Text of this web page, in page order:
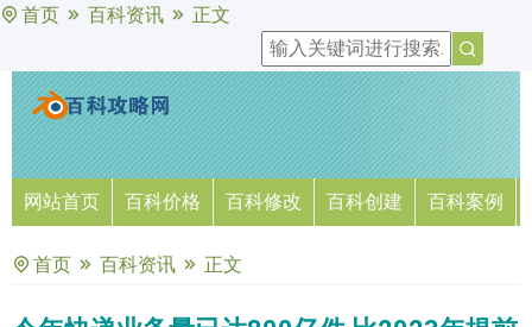
首页 百科资讯 正文
网站首页 百科价格 百科修改 百科创建 百科案例
首页 百科资讯 正文